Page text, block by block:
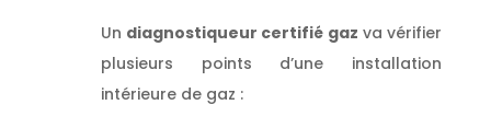
Un diagnostiqueur certifié gaz va vérifier
plusieurs points d’une installation
intérieure de gaz :